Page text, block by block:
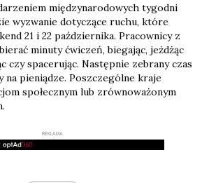
międzynarodowych tygodni
wyzwanie dotyczące ruchu, które
21 i 22 października. Pracownicy z
minuty ćwiczeń, biegając, jeżdżąc
czy spacerując. Następnie zebrany czas
na pieniądze. Poszczególne kraje
społecznym lub zrównoważonym
REKLAMA